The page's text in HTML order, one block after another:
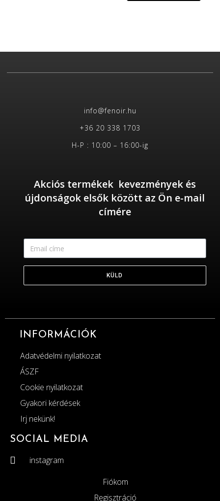
info@fenoir.hu
+36 20 338 1703
H-P : 10:00 – 16:00-ig
Akciós termékek kevezmények és
újdonságok elsők között az Ön e-mail
címére
KÜLD
INFORMÁCIÓK
Adatvédelmi nyilatkozat
ÁSZF
Cookie nyilatkozat
Gyakori kérdések
Irj nekünk!
SOCIAL MEDIA
instagram
Fiókom
Regisztráció